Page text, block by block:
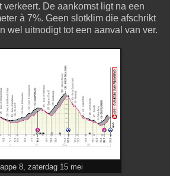
De aankomst ligt na een
à 7%. Geen slotklim die afschrikt
wel uitnodigt tot een aanval van ver.
8, zaterdag 15 mei